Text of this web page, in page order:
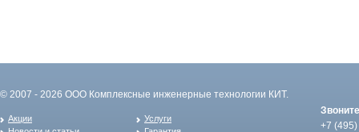
© 2007 - 2026 ООО Комплексные инженерные технологии КИТ.
Акции
Услуги
Звоните
+7 (495)